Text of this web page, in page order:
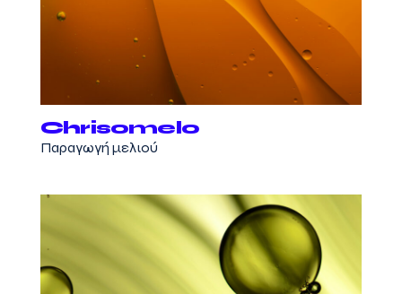
Chrisomelo
Παραγωγή μελιού